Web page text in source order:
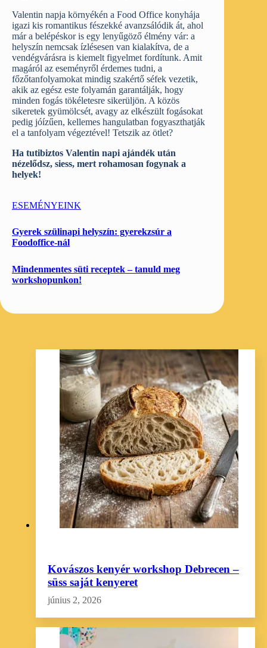
Valentin napja környékén a Food Office konyhája
igazi kis romantikus fészekké avanzsálódik át, ahol
már a belépéskor is egy lenyűgöző élmény vár: a
helyszín nemcsak ízlésesen van kialakítva, de a
vendégvárásra is kiemelt figyelmet fordítunk. Amit
magáról az eseményről érdemes tudni, a
főzőtanfolyamokat mindig szakértő séfek vezetik,
akik az egész este folyamán garantálják, hogy
minden fogás tökéletesre sikerüljön. A közös
sikeretek gyümölcsét, avagy az elkészült fogásokat
pedig jóízűen, kellemes hangulatban fogyaszthatják
el a tanfolyam végeztével! Tetszik az ötlet?
Ha tutibiztos Valentin napi ajándék után
nézelődsz, siess, mert rohamosan fogynak a
helyek!
ESEMÉNYEINK
Gyerek szülinapi helyszín: gyerekzsúr a
Foodoffice-nál
Mindenmentes süti receptek – tanuld meg
workshopunkon!
Kovászos kenyér workshop Debrecen –
süss saját kenyeret
június 2, 2026